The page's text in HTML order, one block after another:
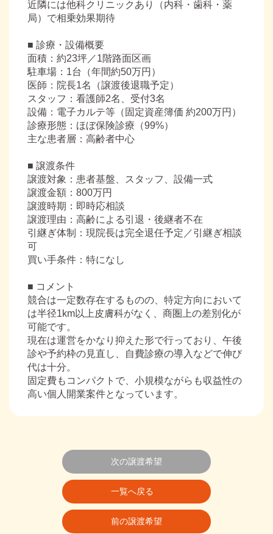
近隣には他科クリニックあり（内科・歯科・薬
局）で相乗効果期待
■ 診療・設備概要
面積：約23坪／1階路面区画
駐車場：1台（年間約50万円）
医師：院長1名（譲渡後退職予定）
スタッフ：看護師2名、受付3名
設備：電子カルテ等（固定資産簿価 約200万円）
診療形態：ほぼ保険診療（99%）
主な患者層：高齢者中心
■ 譲渡条件
譲渡対象：患者基盤、スタッフ、設備一式
譲渡金額：800万円
譲渡時期：即時応相談
譲渡理由：高齢による引退・後継者不在
引継ぎ体制：現院長は完全退任予定／引継ぎ相談
可
買い手条件：特になし
■ コメント
競合は一定数存在するものの、特定方向において
は半径1km以上皮膚科がなく、商圏上の差別化が
可能です。
現在は運営をかなり抑えた形で行っており、午後
診や予約枠の見直し、自費診療の導入などで伸び
代は十分。
固定費もコンパクトで、小規模ながらも収益性の
高い個人開業案件となっています。
次の譲渡希望
一覧へ戻る
前の譲渡希望